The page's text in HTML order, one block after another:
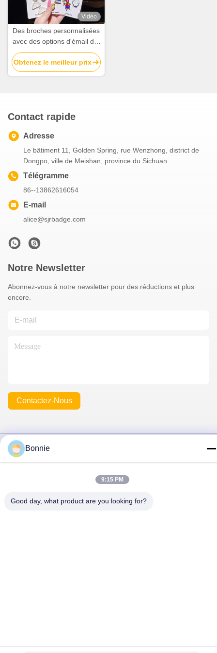
Vidéo
Des broches personnalisées
avec des options d'émail dur
ou doux pour des
conceptions de logo
personnalisées
Obtenez le meilleur prix
Contact rapide
Adresse
Le bâtiment 11, Golden Spring, rue Wenzhong, district de
Dongpo, ville de Meishan, province du Sichuan.
Télégramme
86--13862616054
E-mail
alice@sjrbadge.com
Notre Newsletter
Abonnez-vous à notre newsletter pour des réductions et plus
encore.
Contactez-Nous
Politique en matière de protection de la vie privée
Bonne qualité de la Chine goupilles faites sur commande de
Crafts Co., Ltd. . Tous droits réservés.
Bonnie
9:15 PM
Good day, what product are you looking for?